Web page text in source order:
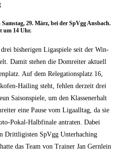
29. März, bei der SpVgg Ans­bach.
um 14 Uhr.
bis­he­ri­gen Liga­spie­le seit der Win­
Damit ste­hen die Dom­rei­ter aktu­ell
Auf dem Rele­ga­ti­ons­platz 16,
Hai­ling steht, feh­len der­zeit drei
Sai­son­spie­le, um den Klas­sen­er­halt
eine Pau­se vom Lig­aall­tag, da sie
Pokal-Halb­fi­na­le antra­ten. Dabei
Dritt­li­gis­ten SpVgg Unter­ha­ching
das Team von Trai­ner Jan Gern­lein